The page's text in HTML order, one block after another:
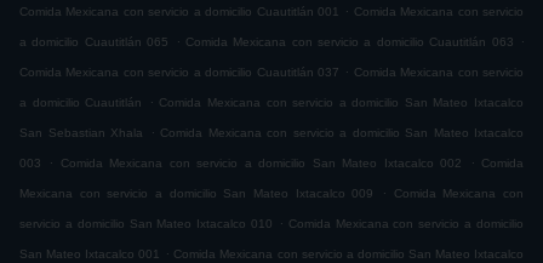
Comida Mexicana con servicio a domicilio Cuautitlán 001 . Comida Mexicana con servicio
a domicilio Cuautitlán 065 . Comida Mexicana con servicio a domicilio Cuautitlán 063 .
Comida Mexicana con servicio a domicilio Cuautitlán 037 . Comida Mexicana con servicio
a domicilio Cuautitlán . Comida Mexicana con servicio a domicilio San Mateo Ixtacalco
San Sebastian Xhala . Comida Mexicana con servicio a domicilio San Mateo Ixtacalco
003 . Comida Mexicana con servicio a domicilio San Mateo Ixtacalco 002 . Comida
Mexicana con servicio a domicilio San Mateo Ixtacalco 009 . Comida Mexicana con
servicio a domicilio San Mateo Ixtacalco 010 . Comida Mexicana con servicio a domicilio
San Mateo Ixtacalco 001 . Comida Mexicana con servicio a domicilio San Mateo Ixtacalco